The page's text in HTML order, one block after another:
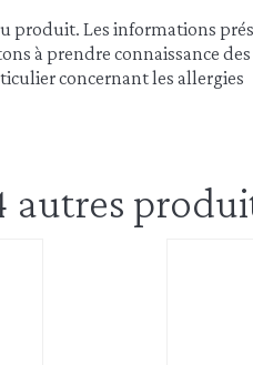
produit. Les informations
à prendre connaissance des
concernant les allergies
autres